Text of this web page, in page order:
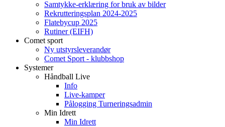
Samtykke-erklæring for bruk av bilder
Rekrutteringsplan 2024-2025
Flatebycup 2025
Rutiner (EIFH)
Comet sport
Ny utstyrsleverandør
Comet Sport - klubbshop
Systemer
Håndball Live
Info
Live-kamper
Pålogging Turneringsadmin
Min Idrett
Min Idrett